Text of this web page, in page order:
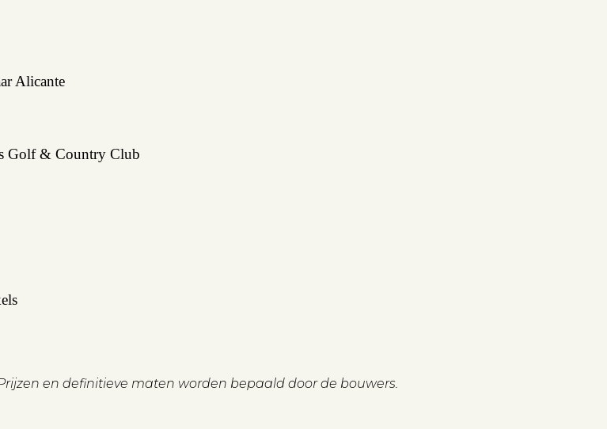
Alicante
Golf & Country Club
en definitieve maten worden bepaald door de bouwers.